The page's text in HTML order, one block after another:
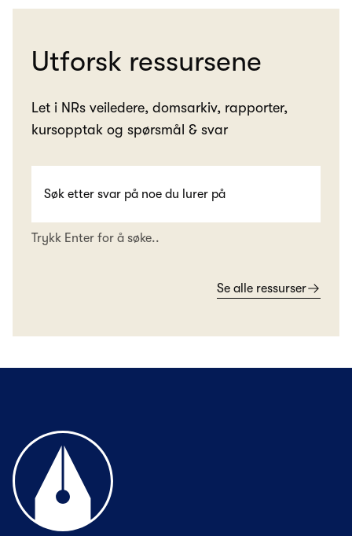
Utforsk ressursene
Let i NRs veiledere, domsarkiv, rapporter,
kursopptak og spørsmål & svar
Trykk Enter for å søke..
Se alle ressurser
Til forsiden